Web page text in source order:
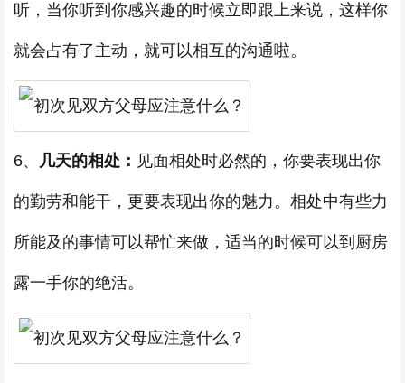
听，当你听到你感兴趣的时候立即跟上来说，这样你
就会占有了主动，就可以相互的沟通啦。
6、 几天的相处： 见面相处时必然的，你要表现出你
的勤劳和能干，更要表现出你的魅力。相处中有些力
所能及的事情可以帮忙来做，适当的时候可以到厨房
露一手你的绝活。